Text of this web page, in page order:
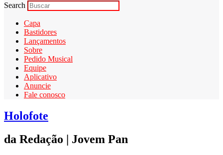
Search
Capa
Bastidores
Lançamentos
Sobre
Pedido Musical
Equipe
Aplicativo
Anuncie
Fale conosco
Holofote
da Redação | Jovem Pan